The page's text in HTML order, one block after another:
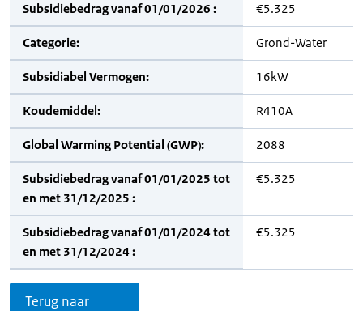
Subsidiebedrag vanaf 01/01/2026 : €5.325
Categorie: Grond-Water
Subsidiabel Vermogen: 16kW
Koudemiddel: R410A
Global Warming Potential (GWP): 2088
Subsidiebedrag vanaf 01/01/2025 tot
en met 31/12/2025 :
€5.325
Subsidiebedrag vanaf 01/01/2024 tot
en met 31/12/2024 :
€5.325
Terug naar